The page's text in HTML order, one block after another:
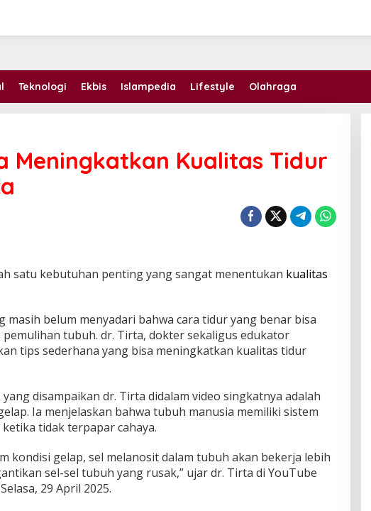
Teknologi Ekbis Islampedia Lifestyle Olahraga
Meningkatkan Kualitas Tidur
satu kebutuhan penting yang sangat menentukan kualitas
masih belum menyadari bahwa cara tidur yang benar bisa
tubuh. dr. Tirta, dokter sekaligus edukator
tips sederhana yang bisa meningkatkan kualitas tidur
disampaikan dr. Tirta didalam video singkatnya adalah
Ia menjelaskan bahwa tubuh manusia memiliki sistem
tidak terpapar cahaya.
kondisi gelap, sel melanosit dalam tubuh akan bekerja lebih
sel-sel tubuh yang rusak,” ujar dr. Tirta di YouTube
29 April 2025.